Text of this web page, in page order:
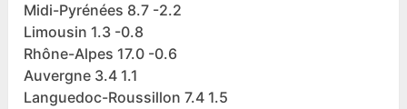
Midi-Pyrénées 8.7 -2.2
Limousin 1.3 -0.8
Rhône-Alpes 17.0 -0.6
Auvergne 3.4 1.1
Languedoc-Roussillon 7.4 1.5